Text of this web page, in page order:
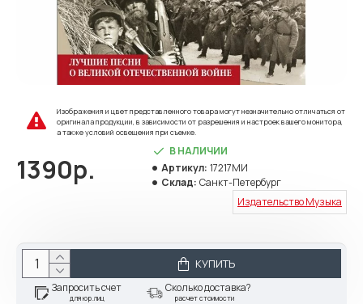
Изображения и цвет представленного товара могут незначительно отличаться от
оригинала продукции, в зависимости от разрешения и настроек вашего монитора,
а также условий освещения при съемке.
1390р.
В НАЛИЧИИ
Артикул: 17217МИ
Склад: Санкт-Петербург
Издательство Музыка
КУПИТЬ
Запросить счет
для юр.лиц
Сколько доставка?
расчет стоимости